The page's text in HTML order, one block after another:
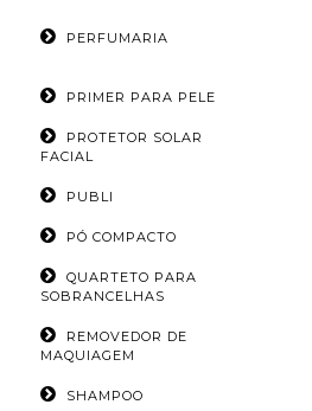
PERFUMARIA
PRIMER PARA PELE
PROTETOR SOLAR
FACIAL
PUBLI
PÓ COMPACTO
QUARTETO PARA
SOBRANCELHAS
REMOVEDOR DE
MAQUIAGEM
SHAMPOO